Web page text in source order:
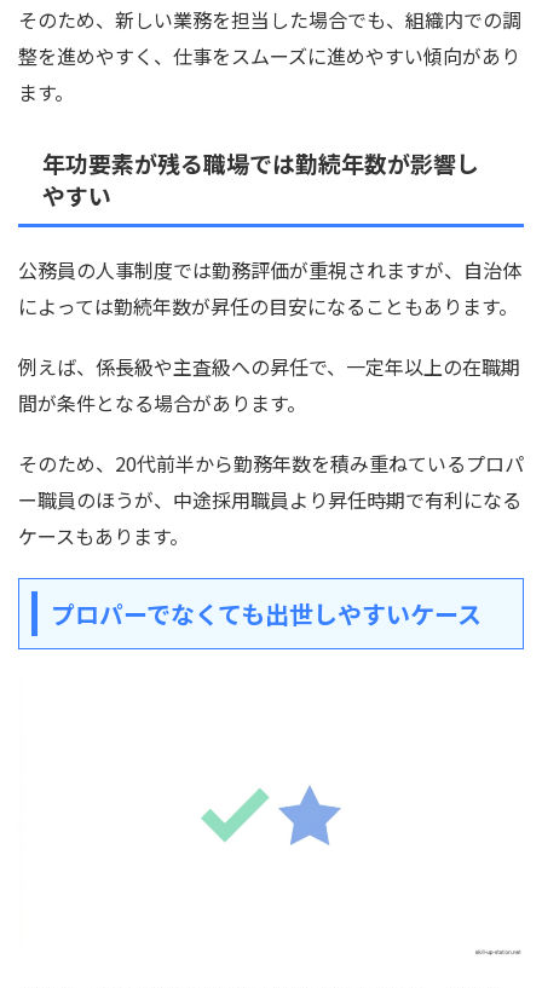
そのため、新しい業務を担当した場合でも、組織内での調
整を進めやすく、仕事をスムーズに進めやすい傾向があり
ます。
年功要素が残る職場では勤続年数が影響し
やすい
公務員の人事制度では勤務評価が重視されますが、自治体
によっては勤続年数が昇任の目安になることもあります。
例えば、係長級や主査級への昇任で、一定年以上の在職期
間が条件となる場合があります。
そのため、20代前半から勤務年数を積み重ねているプロパ
ー職員のほうが、中途採用職員より昇任時期で有利になる
ケースもあります。
プロパーでなくても出世しやすいケース